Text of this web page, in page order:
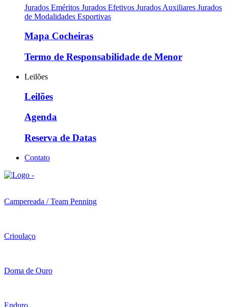
Jurados Eméritos Jurados Efetivos Jurados Auxiliares Jurados
de Modalidades Esportivas
Mapa Cocheiras
Termo de Responsabilidade de Menor
Leilões
Leilões
Agenda
Reserva de Datas
Contato
Campereada / Team Penning
Crioulaço
Doma de Ouro
Enduro